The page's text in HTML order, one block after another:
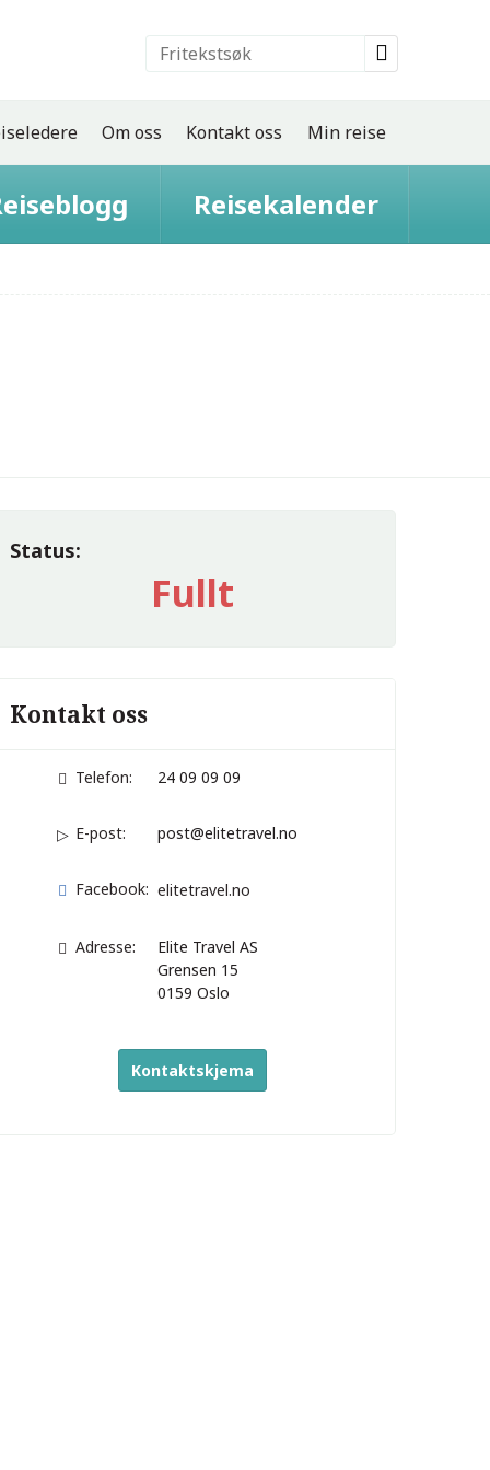
Om oss Kontakt oss Min reise
Reisekalender
Status:
Fullt
Kontakt oss
Telefon: 24 09 09 09
E-post: post@elitetravel.no
Facebook: elitetravel.no
Adresse:
Elite Travel AS
Grensen 15
0159Oslo
Kontaktskjema